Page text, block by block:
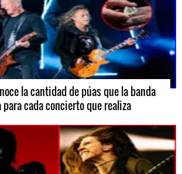
la cantidad de púas que la banda
para cada concierto que realiza